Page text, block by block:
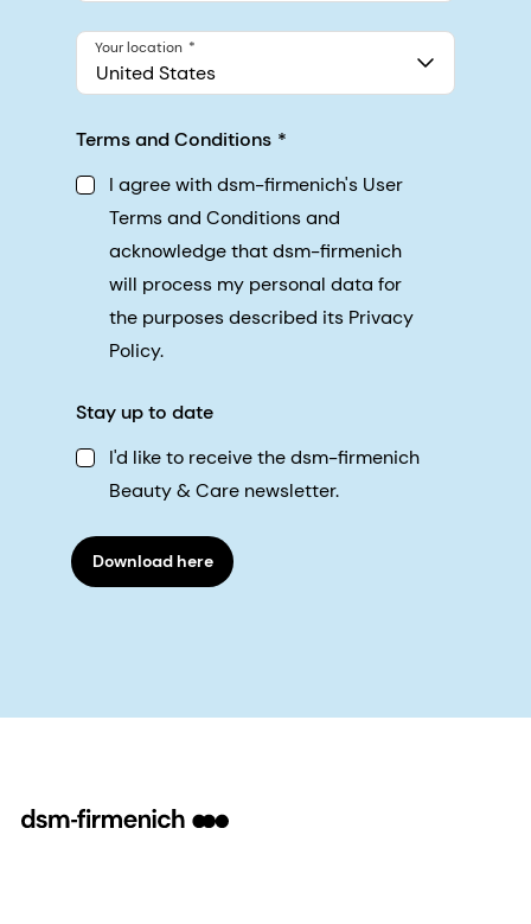
United States
Your location
Terms and Conditions
I agree with dsm-firmenich's User
Terms and Conditions and
acknowledge that dsm-firmenich
will process my personal data for
the purposes described its Privacy
Policy.
Stay up to date
I'd like to receive the dsm-firmenich
Beauty & Care newsletter.
Download here